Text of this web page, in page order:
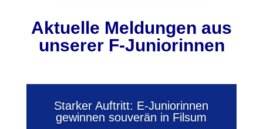
Aktuelle Meldungen aus
unserer F-Juniorinnen
Starker Auftritt: E-Juniorinnen
gewinnen souverän in Filsum